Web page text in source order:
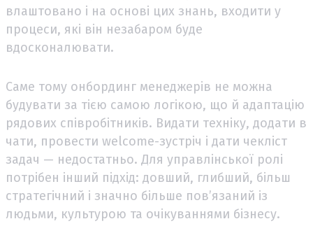
влаштовано і на основі цих знань, входити у
процеси, які він незабаром буде
вдосконалювати.
Саме тому онбординг менеджерів не можна
будувати за тією самою логікою, що й адаптацію
рядових співробітників. Видати техніку, додати в
чати, провести welcome-зустріч і дати чекліст
задач — недостатньо. Для управлінської ролі
потрібен інший підхід: довший, глибший, більш
стратегічний і значно більше пов’язаний із
людьми, культурою та очікуваннями бізнесу.